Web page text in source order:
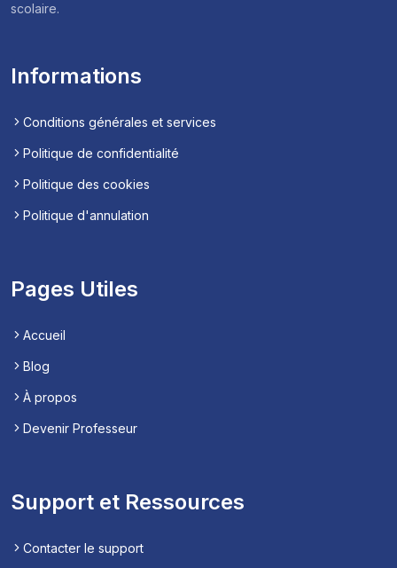
scolaire.
Informations
Conditions générales et services
Politique de confidentialité
Politique des cookies
Politique d'annulation
Pages Utiles
Accueil
Blog
À propos
Devenir Professeur
Support et Ressources
Contacter le support